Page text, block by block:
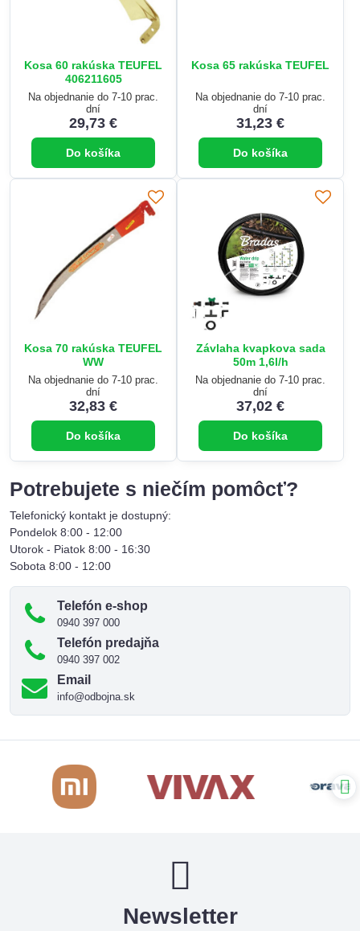
Kosa 60 rakúska TEUFEL
406211605
Na objednanie do 7-10 prac.
dní
29,73 €
Do košíka
Kosa 65 rakúska TEUFEL
Na objednanie do 7-10 prac.
dní
31,23 €
Do košíka
Kosa 70 rakúska TEUFEL
WW
Na objednanie do 7-10 prac.
dní
32,83 €
Do košíka
Závlaha kvapkova sada
50m 1,6l/h
Na objednanie do 7-10 prac.
dní
37,02 €
Do košíka
Potrebujete s niečím pomôcť?
Telefonický kontakt je dostupný:
Pondelok 8:00 - 12:00
Utorok - Piatok 8:00 - 16:30
Sobota 8:00 - 12:00
Telefón e-shop
0940 397 000
Telefón predajňa
0940 397 002
Email
info@odbojna.sk
Newsletter